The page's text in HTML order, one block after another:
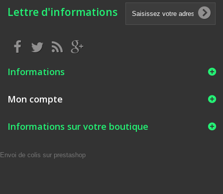
Lettre d'informations
Informations
Mon compte
Informations sur votre boutique
Envoi de colis sur prestashop